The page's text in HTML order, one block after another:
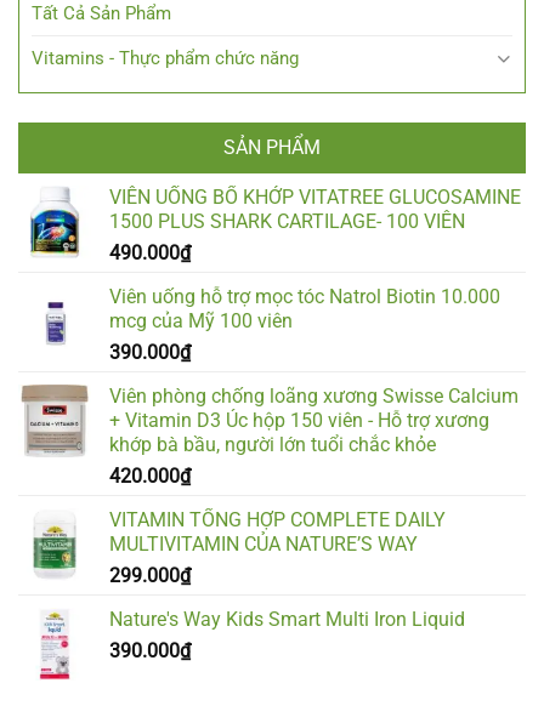
Tất Cả Sản Phẩm
Vitamins - Thực phẩm chức năng
SẢN PHẨM
VIÊN UỐNG BỔ KHỚP VITATREE GLUCOSAMINE
1500 PLUS SHARK CARTILAGE- 100 VIÊN
490.000₫
Viên uống hỗ trợ mọc tóc Natrol Biotin 10.000
mcg của Mỹ 100 viên
390.000₫
Viên phòng chống loãng xương Swisse Calcium
+ Vitamin D3 Úc hộp 150 viên - Hỗ trợ xương
khớp bà bầu, người lớn tuổi chắc khỏe
420.000₫
VITAMIN TỔNG HỢP COMPLETE DAILY
MULTIVITAMIN CỦA NATURE’S WAY
299.000₫
Nature's Way Kids Smart Multi Iron Liquid
390.000₫